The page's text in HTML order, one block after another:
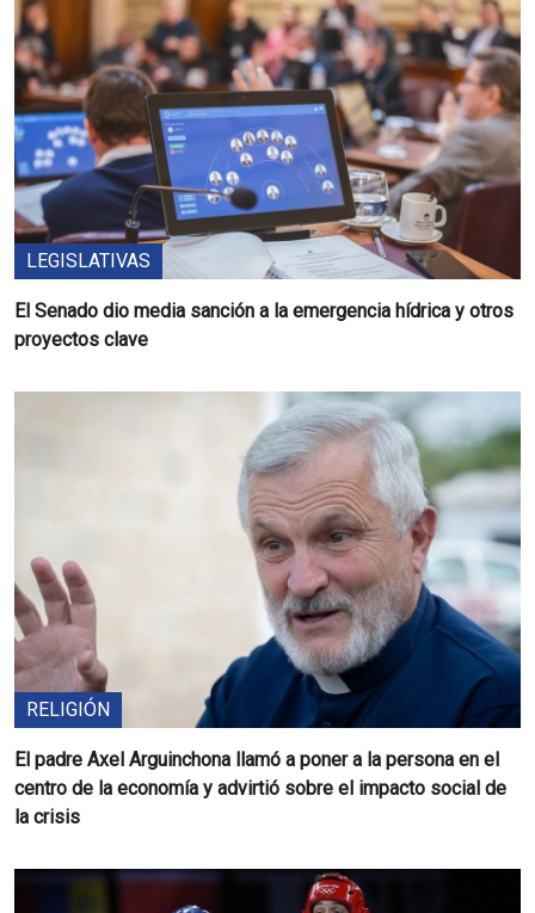
LEGISLATIVAS
El Senado dio media sanción a la emergencia hídrica y otros
proyectos clave
RELIGIÓN
El padre Axel Arguinchona llamó a poner a la persona en el
centro de la economía y advirtió sobre el impacto social de
la crisis